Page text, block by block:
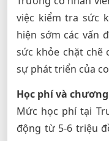
việc kiểm tra sức
hiện sớm các vấn
sức khỏe chặt chẽ
sự phát triển của
Học phí và
Mức học phí tại
động từ 5-6 triệu